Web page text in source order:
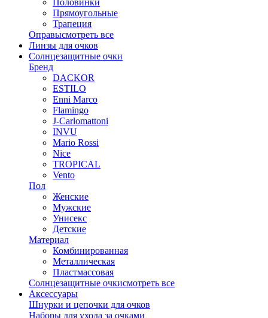
Прямоугольные
Трапеция
Оправысмотреть все
Линзы для очков
Солнцезащитные очки
Бренд
DACKOR
ESTILO
Enni Marco
Flamingo
J-Carlomattoni
INVU
Mario Rossi
Nice
TROPICAL
Vento
Пол
Женские
Мужские
Унисекс
Детские
Материал
Комбинированная
Металлическая
Пластмассовая
Солнцезащитные очкисмотреть все
Аксессуары
Шнурки и цепочки для очков
Наборы для ухода за очками